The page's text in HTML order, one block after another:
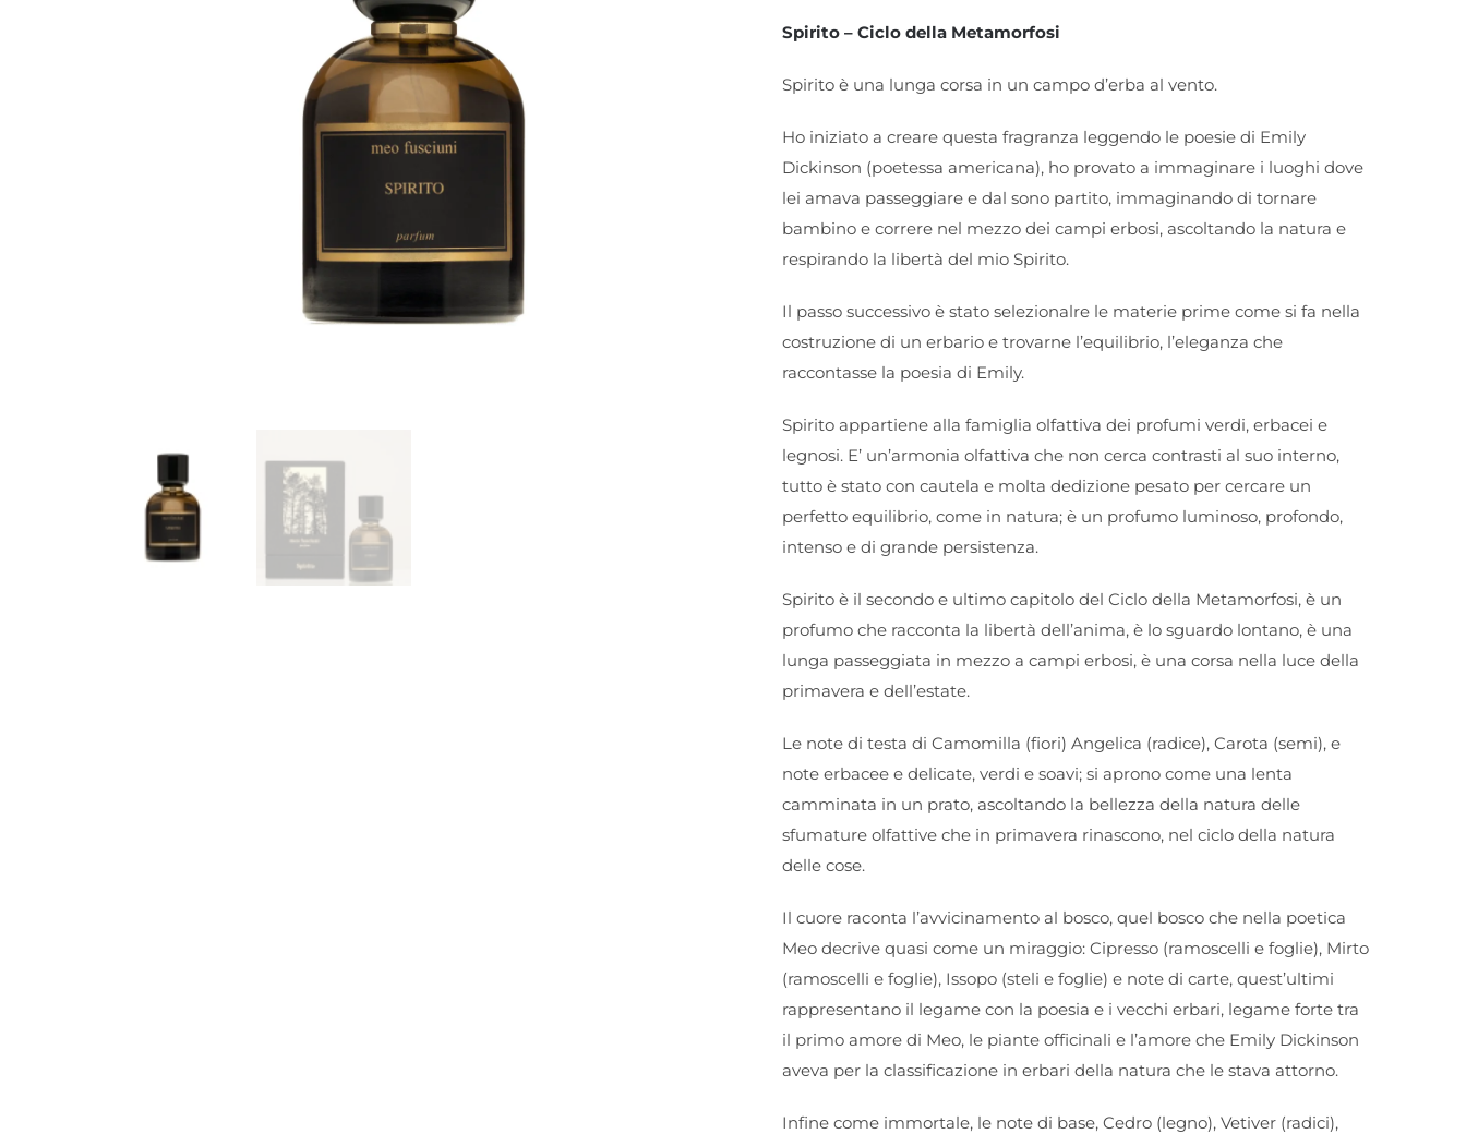
Spirito – Ciclo della Metamorfosi
Spirito è una lunga corsa in un campo d’erba al vento.
Ho iniziato a creare questa fragranza leggendo le poesie di Emily
Dickinson (poetessa americana), ho provato a immaginare i luoghi dove
lei amava passeggiare e dal sono partito, immaginando di tornare
bambino e correre nel mezzo dei campi erbosi, ascoltando la natura e
respirando la libertà del mio Spirito.
Il passo successivo è stato selezionalre le materie prime come si fa nella
costruzione di un erbario e trovarne l’equilibrio, l’eleganza che
raccontasse la poesia di Emily.
Spirito appartiene alla famiglia olfattiva dei profumi verdi, erbacei e
legnosi. E’ un’armonia olfattiva che non cerca contrasti al suo interno,
tutto è stato con cautela e molta dedizione pesato per cercare un
perfetto equilibrio, come in natura; è un profumo luminoso, profondo,
intenso e di grande persistenza.
Spirito è il secondo e ultimo capitolo del Ciclo della Metamorfosi, è un
profumo che racconta la libertà dell’anima, è lo sguardo lontano, è una
lunga passeggiata in mezzo a campi erbosi, è una corsa nella luce della
primavera e dell’estate.
Le note di testa di Camomilla (fiori) Angelica (radice), Carota (semi), e
note erbacee e delicate, verdi e soavi; si aprono come una lenta
camminata in un prato, ascoltando la bellezza della natura delle
sfumature olfattive che in primavera rinascono, nel ciclo della natura
delle cose.
Il cuore raconta l’avvicinamento al bosco, quel bosco che nella poetica
Meo decrive quasi come un miraggio: Cipresso (ramoscelli e foglie), Mirto
(ramoscelli e foglie), Issopo (steli e foglie) e note di carte, quest’ultimi
rappresentano il legame con la poesia e i vecchi erbari, legame forte tra
il primo amore di Meo, le piante officinali e l’amore che Emily Dickinson
aveva per la classificazione in erbari della natura che le stava attorno.
Infine come immortale, le note di base, Cedro (legno), Vetiver (radici),